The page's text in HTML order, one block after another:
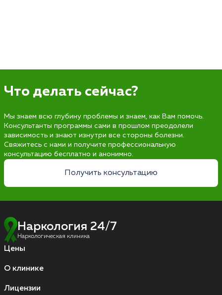
Что делать сейчас?
Мы знаем всю глубину проблемы и знаем, как Вам помочь.
Консультанты программы сами в прошлом преодолели
зависимость и знают изнутри все стороны болезни.
Свяжитесь с нами и получите профессиональную
консультацию бесплатно и анонимно.
Получить консультацию
Наркология 24/7
Наркологическая клиника
Цены
О клинике
Лицензии